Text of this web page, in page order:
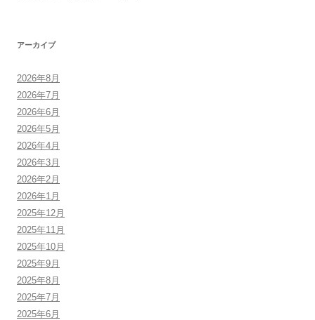
アーカイブ
2026年8月
2026年7月
2026年6月
2026年5月
2026年4月
2026年3月
2026年2月
2026年1月
2025年12月
2025年11月
2025年10月
2025年9月
2025年8月
2025年7月
2025年6月